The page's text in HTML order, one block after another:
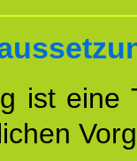
ist eine